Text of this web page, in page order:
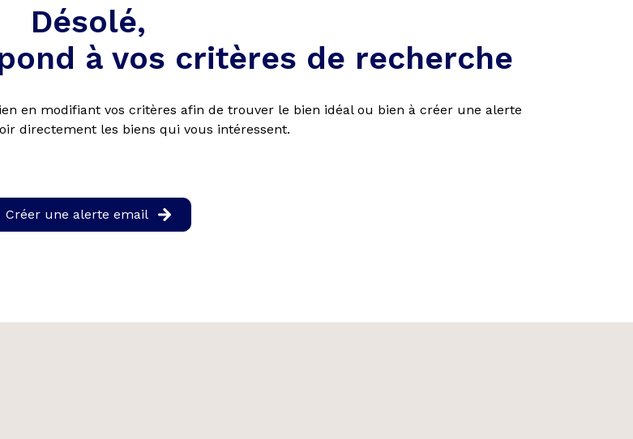
Désolé,
à vos critères de recherche
en modifiant vos critères afin de trouver le bien idéal ou bien à créer une alerte
directement les biens qui vous intéressent.
Créer une alerte email